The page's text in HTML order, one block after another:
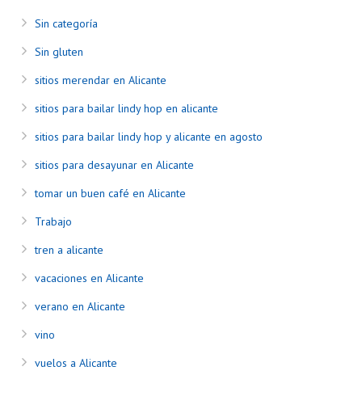
Sin categoría
Sin gluten
sitios merendar en Alicante
sitios para bailar lindy hop en alicante
sitios para bailar lindy hop y alicante en agosto
sitios para desayunar en Alicante
tomar un buen café en Alicante
Trabajo
tren a alicante
vacaciones en Alicante
verano en Alicante
vino
vuelos a Alicante